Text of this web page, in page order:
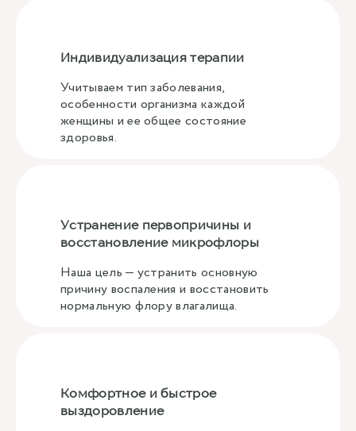
Индивидуализация терапии
Учитываем тип заболевания,
особенности организма каждой
женщины и ее общее состояние
здоровья.
Устранение первопричины и
восстановление микрофлоры
Наша цель — устранить основную
причину воспаления и восстановить
нормальную флору влагалища.
Комфортное и быстрое
выздоровление